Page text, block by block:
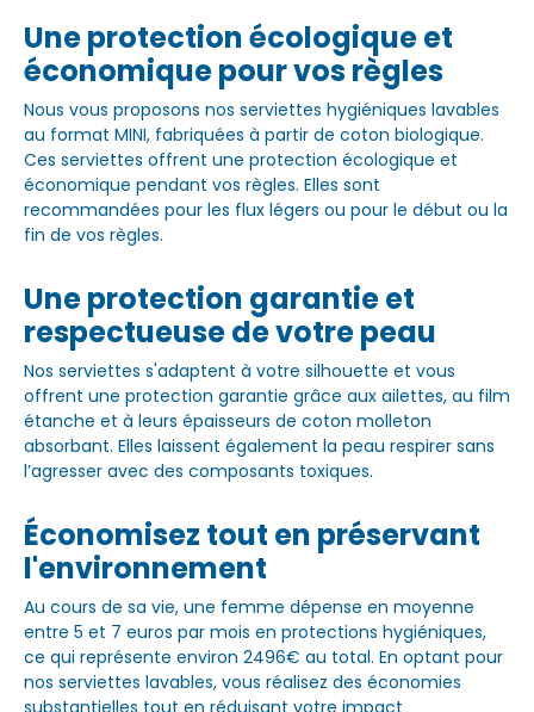
Une protection écologique et
économique pour vos règles
Nous vous proposons nos serviettes hygiéniques lavables
au format MINI, fabriquées à partir de coton biologique.
Ces serviettes offrent une protection écologique et
économique pendant vos règles. Elles sont
recommandées pour les flux légers ou pour le début ou la
fin de vos règles.
Une protection garantie et
respectueuse de votre peau
Nos serviettes s'adaptent à votre silhouette et vous
offrent une protection garantie grâce aux ailettes, au film
étanche et à leurs épaisseurs de coton molleton
absorbant. Elles laissent également la peau respirer sans
l’agresser avec des composants toxiques.
Économisez tout en préservant
l'environnement
Au cours de sa vie, une femme dépense en moyenne
entre 5 et 7 euros par mois en protections hygiéniques,
ce qui représente environ 2496€ au total. En optant pour
nos serviettes lavables, vous réalisez des économies